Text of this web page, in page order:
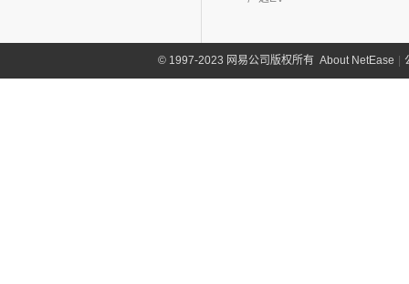
©1997-2023 网易公司版权所有 About NetEase